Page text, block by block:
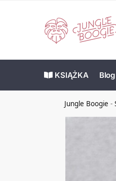
KSIĄŻKA Blog
Jungle Boogie -